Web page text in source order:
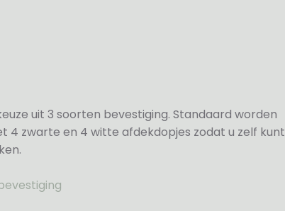
uit 3 soorten bevestiging. Standaard worden
4 zwarte en 4 witte afdekdopjes zodat u zelf kunt